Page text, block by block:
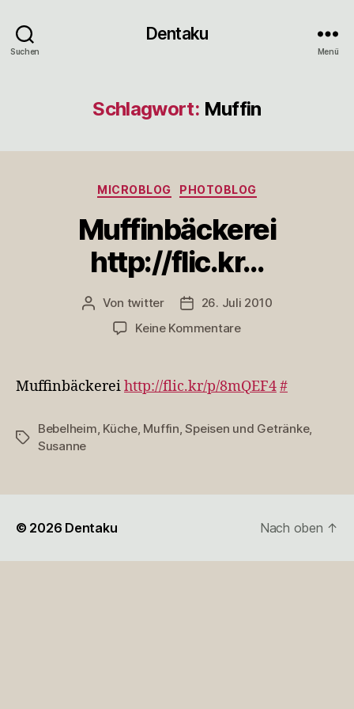
Suchen
Dentaku
Menü
Schlagwort: Muffin
Kategorien
MICROBLOG PHOTOBLOG
Muffinbäckerei
http://flic.kr…
Beitragsautor
Von twitter Veröffentlichungsdatum
26. Juli 2010
Keine Kommentarezu
Muffinbäckereihttp://flic.kr/p/8mQEF4#
Schlagwörter
Bebelheim Küche, Muffin ,Speisen und Getränke,
Susanne
© 2026 Dentaku Nach oben ↑